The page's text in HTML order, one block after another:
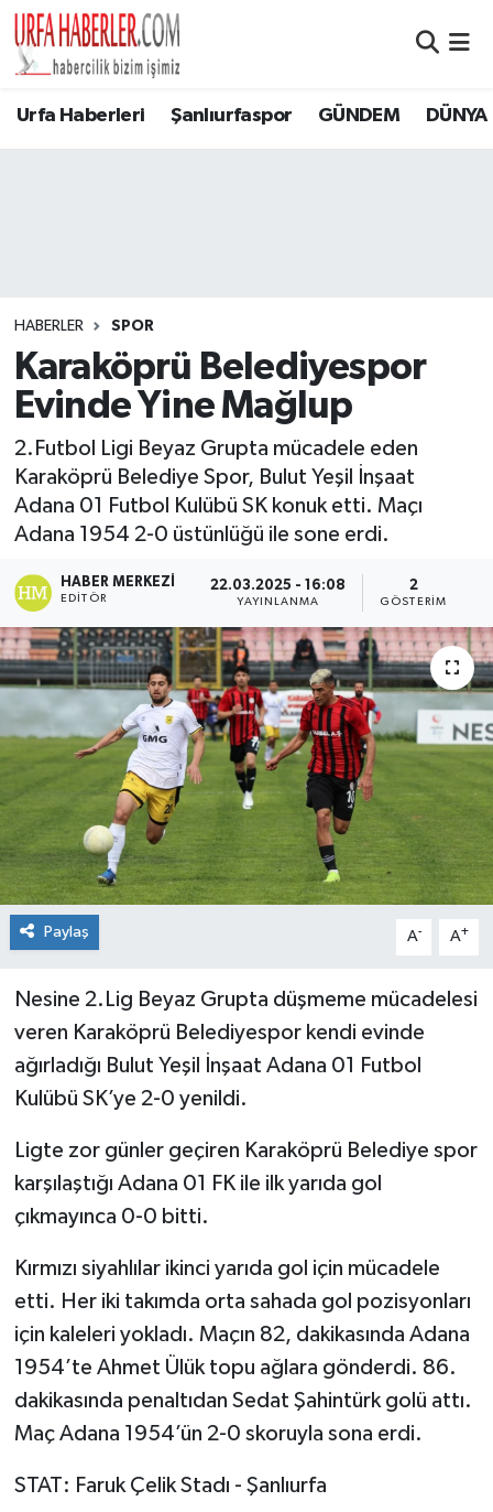
Urfa Haberleri Şanlıurfaspor GÜNDEM DÜNYA
HABERLER SPOR
Karaköprü Belediyespor
Evinde Yine Mağlup
2.Futbol Ligi Beyaz Grupta mücadele eden
Karaköprü Belediye Spor, Bulut Yeşil İnşaat
Adana 01 Futbol Kulübü SK konuk etti. Maçı
Adana 1954 2-0 üstünlüğü ile sone erdi.
HABER MERKEZI
EDITÖR
22.03.2025 - 16:08
YAYINLANMA
2
GÖSTERIM
Paylaş A- A+
Nesine 2.Lig Beyaz Grupta düşmeme mücadelesi
veren Karaköprü Belediyespor kendi evinde
ağırladığı Bulut Yeşil İnşaat Adana 01 Futbol
Kulübü SK’ye 2-0 yenildi.
Ligte zor günler geçiren Karaköprü Belediye spor
karşılaştığı Adana 01 FK ile ilk yarıda gol
çıkmayınca 0-0 bitti.
Kırmızı siyahlılar ikinci yarıda gol için mücadele
etti. Her iki takımda orta sahada gol pozisyonları
için kaleleri yokladı. Maçın 82, dakikasında Adana
1954’te Ahmet Ülük topu ağlara gönderdi. 86.
dakikasında penaltıdan Sedat Şahintürk golü attı.
Maç Adana 1954’ün 2-0 skoruyla sona erdi.
STAT: Faruk Çelik Stadı - Şanlıurfa
Şanlıurfa Nöbetçi Eczaneler
Tüm Manşetler
Son Dakika Haberleri
Haber Arşivi